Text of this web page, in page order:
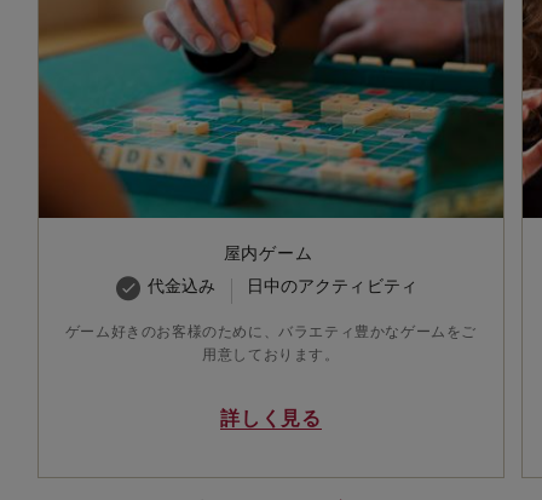
屋内ゲーム
代金込み
日中のアクティビティ
ゲーム好きのお客様のために、バラエティ豊かなゲームをご
用意しております。
詳しく見る